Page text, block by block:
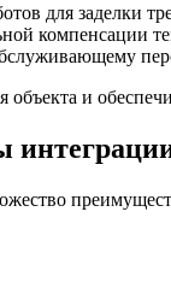
для заделки
компенсации
и